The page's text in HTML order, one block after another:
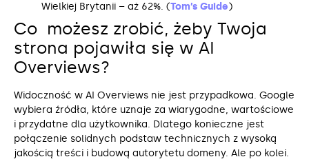
Wielkiej Brytanii – aż 62%. (Tom’s Guide)
Co możesz zrobić, żeby Twoja
strona pojawiła się w AI
Overviews?
Widoczność w AI Overviews nie jest przypadkowa. Google
wybiera źródła, które uznaje za wiarygodne, wartościowe
i przydatne dla użytkownika. Dlatego konieczne jest
połączenie solidnych podstaw technicznych z wysoką
jakością treści i budową autorytetu domeny. Ale po kolei.